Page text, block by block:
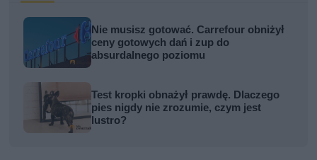
Nie musisz gotować. Carrefour obniżył
ceny gotowych dań i zup do
absurdalnego poziomu
Test kropki obnażył prawdę. Dlaczego
pies nigdy nie zrozumie, czym jest
lustro?